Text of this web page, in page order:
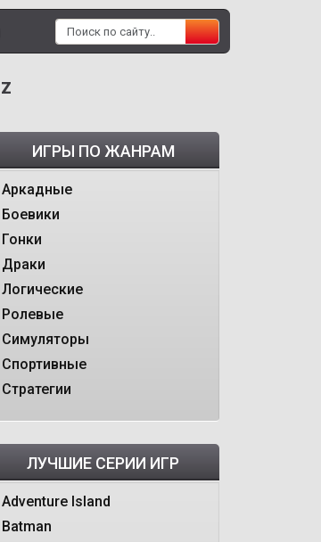
Z
ИГРЫ ПО ЖАНРАМ
Аркадные
Боевики
Гонки
Драки
Логические
Ролевые
Симуляторы
Спортивные
Стратегии
ЛУЧШИЕ СЕРИИ ИГР
Adventure Island
Batman